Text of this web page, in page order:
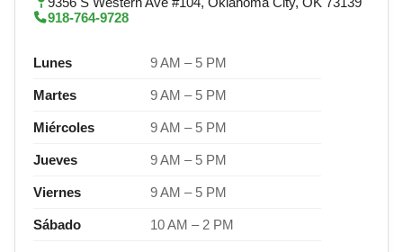
918-764-9728
Lunes 9 AM – 5 PM
Martes 9 AM – 5 PM
Miércoles 9 AM – 5 PM
Jueves 9 AM – 5 PM
Viernes 9 AM – 5 PM
Sábado 10 AM – 2 PM